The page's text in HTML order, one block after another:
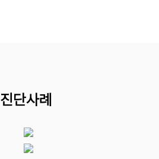
진단사례